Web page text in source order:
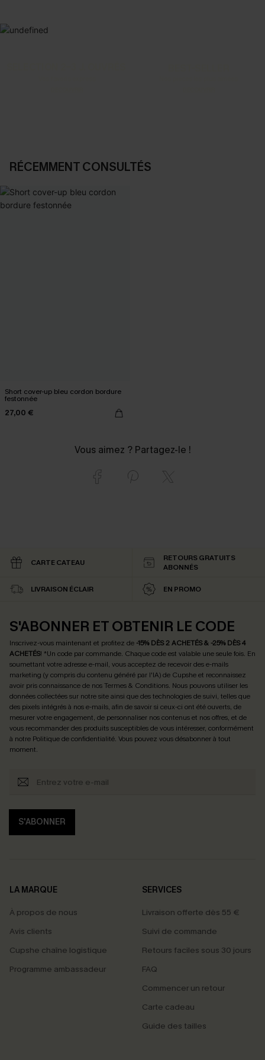
RÉCEMMENT CONSULTÉS
Short cover-up bleu cordon bordure
festonnée
27,00 €
Vous aimez ? Partagez-le !
CARTE CATEAU
RETOURS GRATUITS
ABONNÉS
LIVRAISON ÉCLAIR EN PROMO
S'ABONNER ET OBTENIR LE CODE
Inscrivez-vous maintenant et profitez de -15% DÈS 2 ACHETÉS & -25% DÈS 4
ACHETÉS! *Un code par commande. Chaque code est valable une seule fois. En
soumettant votre adresse e-mail, vous acceptez de recevoir des e-mails
marketing (y compris du contenu généré par l'IA) de Cupshe et reconnaissez
avoir pris connaissance de nosTermes & Conditions. Nous pouvons utiliser les
données collectées sur notre site ainsi que des technologies de suivi, telles que
des pixels intégrés à nos e-mails, afin de savoir si ceux-ci ont été ouverts, de
mesurer votre engagement, de personnaliser nos contenus et nos offres, et de
vous recommander des produits susceptibles de vous intéresser, conformément
à notre Politique de confidentialité. Vous pouvez vous désabonner à tout
moment.
S'ABONNER
LA MARQUE
À propos de nous
Avis clients
Cupshe chaîne logistique
Programme ambassadeur
SERVICES
Livraison offerte dès 55 €
Suivi de commande
Retours faciles sous 30 jours
FAQ
Commencer un retour
Carte cadeau
Guide des tailles